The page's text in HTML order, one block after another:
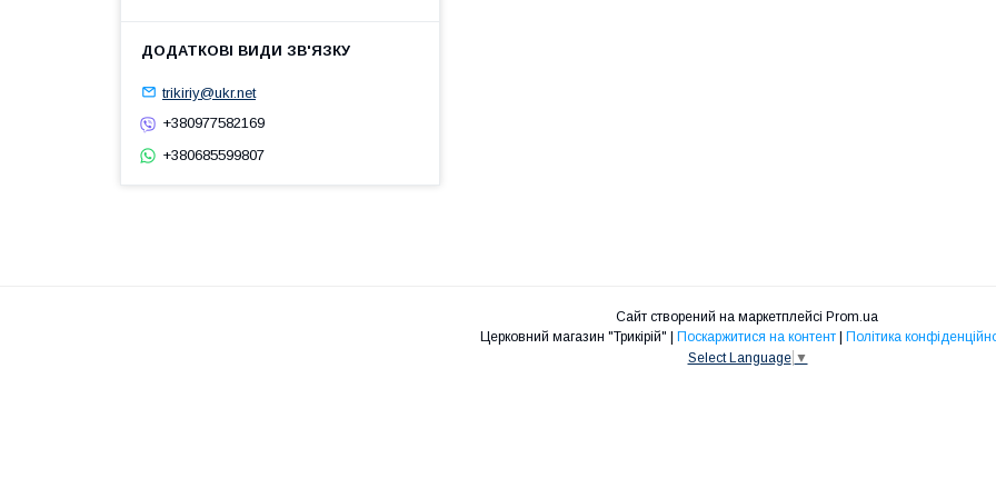
trikiriy@ukr.net
+380977582169
+380685599807
Сайт створений на маркетплейсі Prom.ua
Поскаржитися на контент
Політика
Select Language ▼